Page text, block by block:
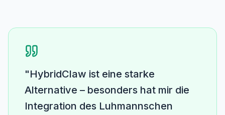
"HybridClaw ist eine starke
Alternative – besonders hat mir die
Integration des Luhmannschen